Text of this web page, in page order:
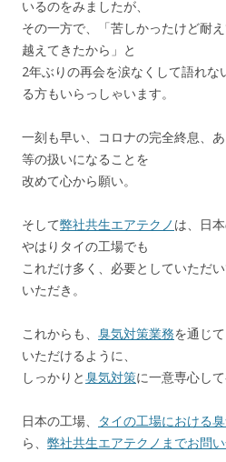
いるのをみましたが、
その一方で、「苦しかったけど耐
越えてきたから」と
2年ぶりの再会を涙なくして語れ
る方もいらっしゃいます。
一刻も早い、コロナの完全終息、
等の扱いになることを
改めて心から願い。
そして弊社共生エアテクノ は、日
やはりタイの工場でも
これだけ多く、必要としていただ
いただき。
これからも、 臭気対策業務を通じ
いただけるように、
しっかりと臭気対策に一意専心して
日本の工場、 タイの工場における
ら、 弊社共生エアテクノまでお問